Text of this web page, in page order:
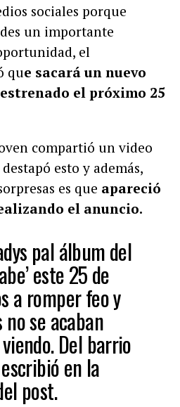
sociales porque
un importante
el
que sacará un nuevo
el próximo 25
compartió un video
esto y además,
es que apareció
el anuncio.
pal álbum del
este 25 de
a romper feo y
se acaban
Del barrio
en la
post.